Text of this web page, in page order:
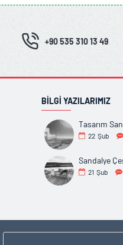
+90 535 310 13 49
BILGI YAZILARIMIZ
Tasarım
22 Şub
Sandalye
21 Şub